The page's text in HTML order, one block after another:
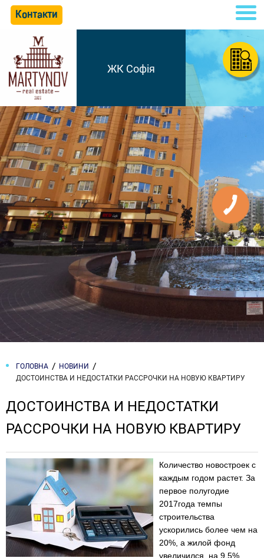
Контакти
ЖК Софія
ГОЛОВНА
НОВИНИ
ДОСТОИНСТВА И НЕДОСТАТКИ РАССРОЧКИ НА НОВУЮ КВАРТИРУ
ДОСТОИНСТВА И НЕДОСТАТКИ
РАССРОЧКИ НА НОВУЮ КВАРТИРУ
Количество новостроек с
каждым годом растет. За
первое полугодие
2017года темпы
строительства
ускорились более чем на
20%, а жилой фонд
увеличился на 9.5%